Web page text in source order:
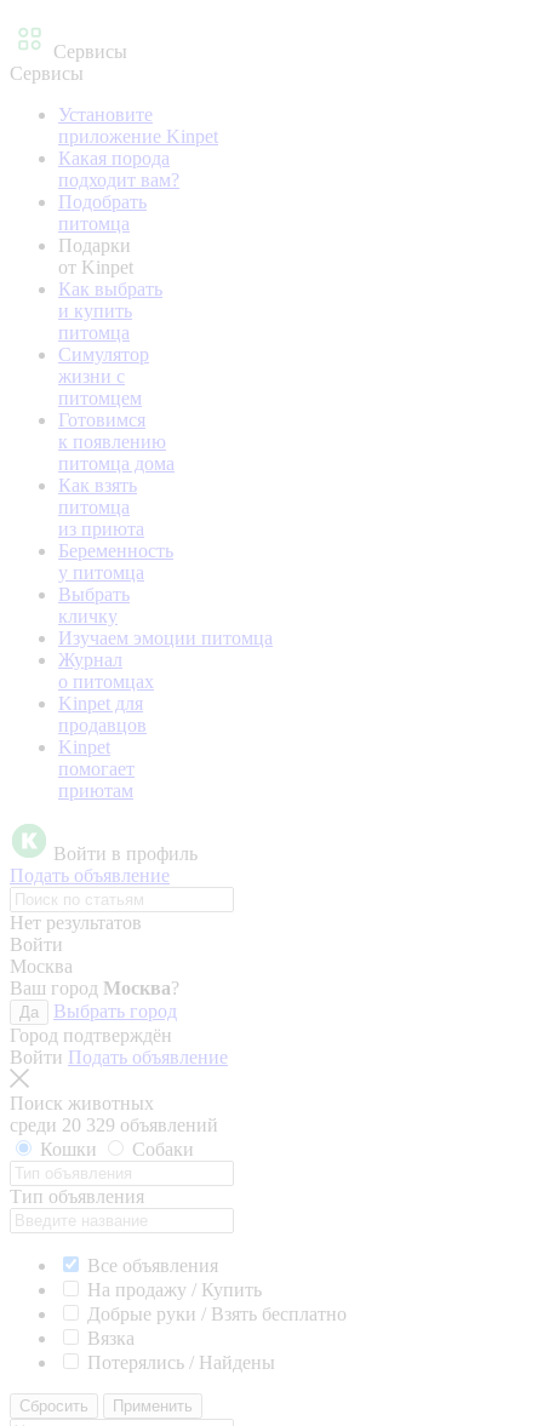
Сервисы
Сервисы
Установите
приложение Kinpet
Какая порода
подходит вам?
Подобрать
питомца
Подарки
от Kinpet
Как выбрать
и купить
питомца
Симулятор
жизни с
питомцем
Готовимся
к появлению
питомца дома
Как взять
питомца
из приюта
Беременность
у питомца
Выбрать
кличку
Изучаем эмоции питомца
Журнал
о питомцах
Kinpet для
продавцов
Kinpet
помогает
приютам
Войти в профиль
Подать объявление
Нет результатов
Войти
Москва
Ваш город Москва?
Да
Выбрать город
Город подтверждён
Войти Подать объявление
Поиск животных
среди 20 329 объявлений
Кошки
Собаки
Тип объявления
Все объявления
На продажу / Купить
Добрые руки / Взять бесплатно
Вязка
Потерялись / Найдены
Сбросить Применить